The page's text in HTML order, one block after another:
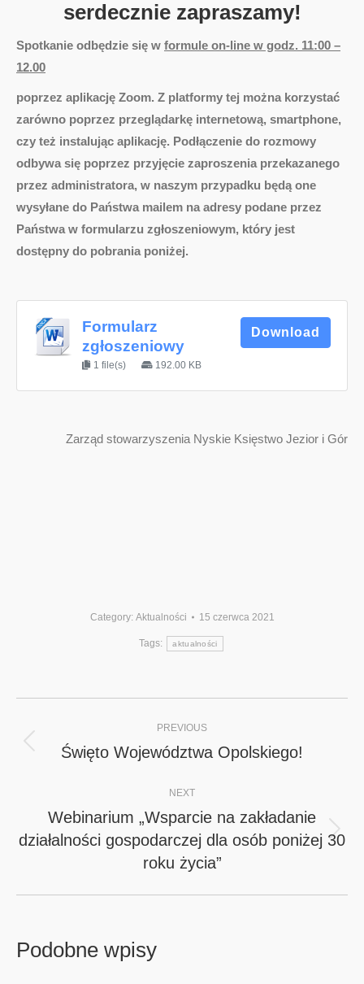
serdecznie zapraszamy!
Spotkanie odbędzie się w formule on-line w godz. 11:00 –
12.00
poprzez aplikację Zoom. Z platformy tej można korzystać
zarówno poprzez przeglądarkę internetową, smartphone,
czy też instalując aplikację. Podłączenie do rozmowy
odbywa się poprzez przyjęcie zaproszenia przekazanego
przez administratora, w naszym przypadku będą one
wysyłane do Państwa mailem na adresy podane przez
Państwa w formularzu zgłoszeniowym, który jest
dostępny do pobrania poniżej.
Formularz
zgłoszeniowy
1 file(s) 192.00 KB
Download
Zarząd stowarzyszenia Nyskie Księstwo Jezior i Gór
Category: Aktualności 15 czerwca 2021
Tags: aktualności
navigation
PREVIOUS
Previous
Święto Województwa Opolskiego!
NEXT
Next
post:
Webinarium „Wsparcie na zakładanie
działalności gospodarczej dla osób poniżej 30
roku życia”
Podobne wpisy